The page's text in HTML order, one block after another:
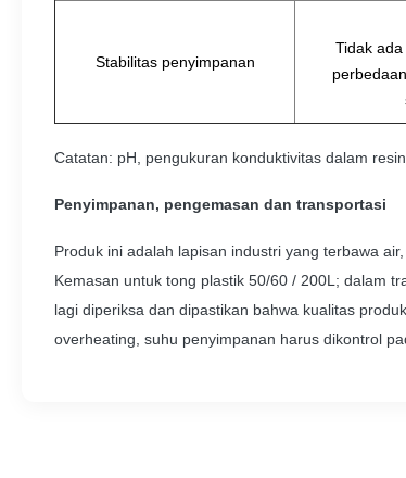
Stabilitas penyimpanan
Tidak
Catatan: pH, pengukuran konduktivitas dalam
Penyimpanan, pengemasan dan transportasi
Produk ini adalah lapisan industri yang terbawa
Kemasan untuk tong plastik 50/60 / 200L; dalam
lagi diperiksa dan dipastikan bahwa kualitas
overheating, suhu penyimpanan harus dikontrol